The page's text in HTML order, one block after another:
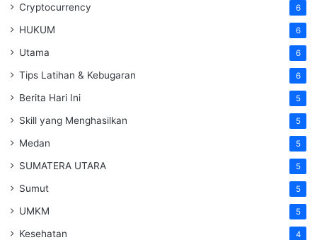
Cryptocurrency 6
HUKUM 6
Utama 6
Tips Latihan & Kebugaran 6
Berita Hari Ini 5
Skill yang Menghasilkan 5
Medan 5
SUMATERA UTARA 5
Sumut 5
UMKM 5
Kesehatan 4